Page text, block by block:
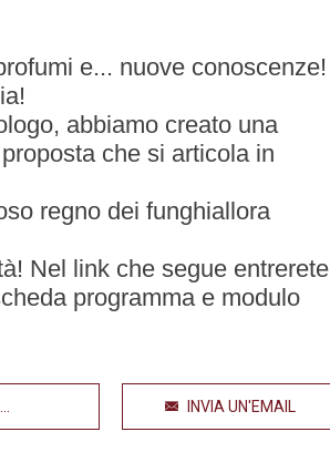
e... nuove conoscenze!
abbiamo creato una
che si articola in
regno dei funghiallora
Nel link che segue entrerete
programma e modulo
INVIA UN'EMAIL